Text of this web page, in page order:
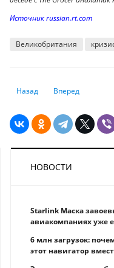
Источник russian.rt.com
Великобритания
Предыдущий: Обитель
Назад Следующий:
Вперед
НОВОСТИ
Starlink Маска
авиакомпаниях уже
6 млн загрузок:
этот навигатор